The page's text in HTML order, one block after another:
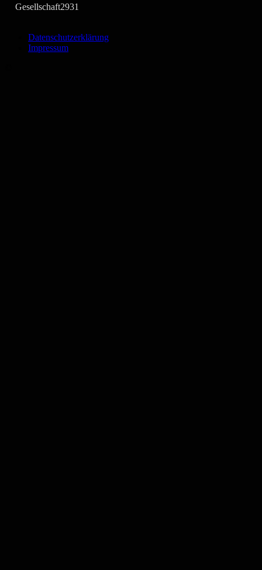
Gesellschaft2931
Datenschutzerklärung
Impressum